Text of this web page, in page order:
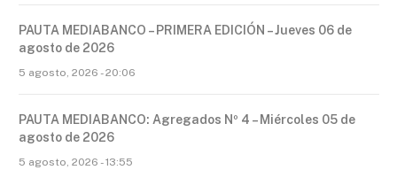
PAUTA MEDIABANCO – PRIMERA EDICIÓN – Jueves 06 de
agosto de 2026
5 agosto, 2026 - 20:06
PAUTA MEDIABANCO: Agregados Nº 4 – Miércoles 05 de
agosto de 2026
5 agosto, 2026 - 13:55